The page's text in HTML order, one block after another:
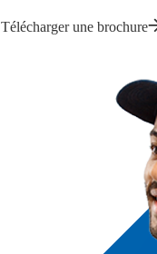
Télécharger une brochure